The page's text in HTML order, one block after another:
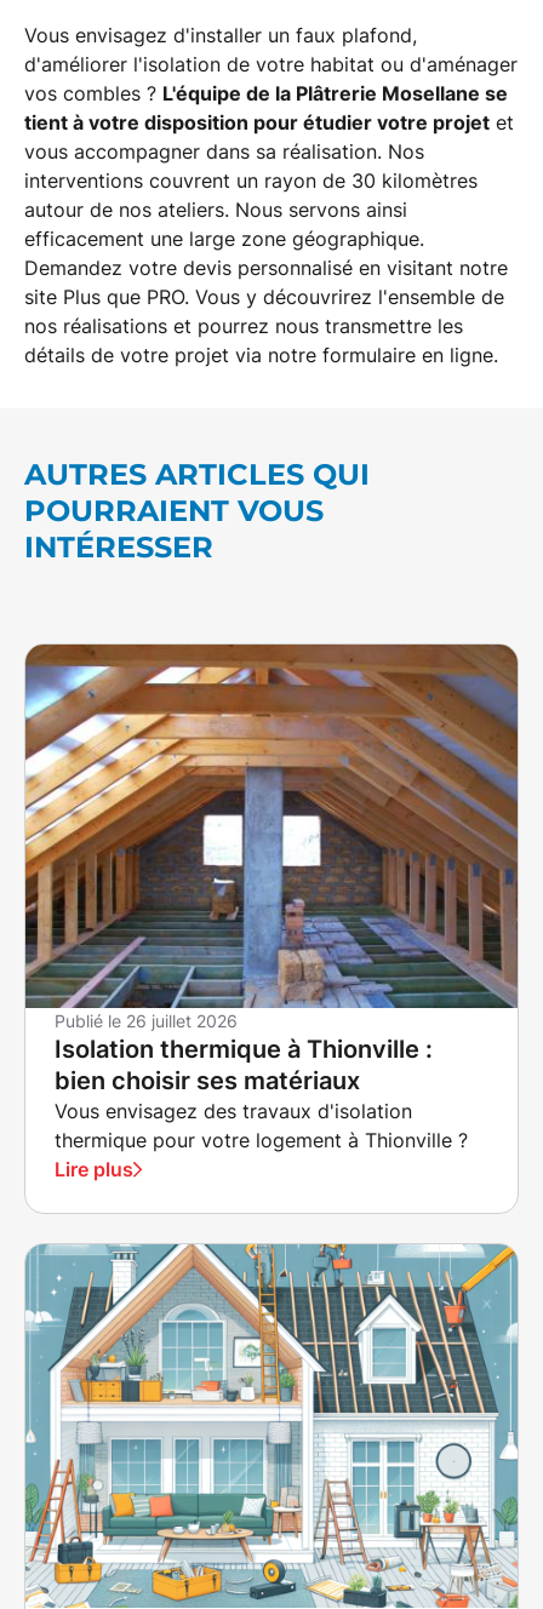
Vous envisagez d'installer un faux plafond,
d'améliorer l'isolation de votre habitat ou d'aménager
vos combles ? L'équipe de la Plâtrerie Mosellane se
tient à votre disposition pour étudier votre projet et
vous accompagner dans sa réalisation. Nos
interventions couvrent un rayon de 30 kilomètres
autour de nos ateliers. Nous servons ainsi
efficacement une large zone géographique.
Demandez votre devis personnalisé en visitant notre
site Plus que PRO. Vous y découvrirez l'ensemble de
nos réalisations et pourrez nous transmettre les
détails de votre projet via notre formulaire en ligne.
AUTRES ARTICLES QUI
POURRAIENT VOUS
INTÉRESSER
Publié le 26 juillet 2026
Isolation thermique à Thionville :
bien choisir ses matériaux
Vous envisagez des travaux d'isolation
thermique pour votre logement à Thionville ?
Lire plus